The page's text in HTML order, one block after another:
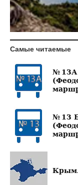
Самые читаемые
№
№ 13